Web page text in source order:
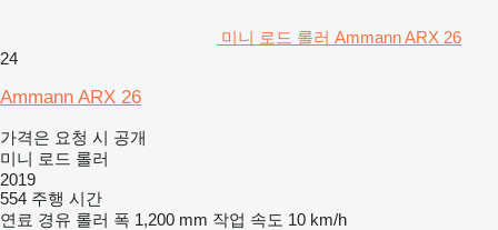
미니 로드 롤러 Ammann ARX 26
24
Ammann ARX 26
가격은 요청 시 공개
미니 로드 롤러
2019
554 주행 시간
연료 경유 롤러 폭 1,200 mm 작업 속도 10 km/h